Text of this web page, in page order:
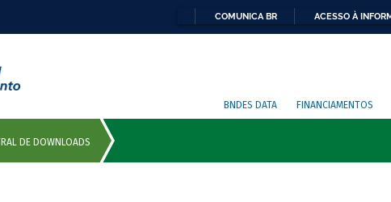
COMUNICA BR ACESSO À
BNDES DATA FINANCIAMENTOS